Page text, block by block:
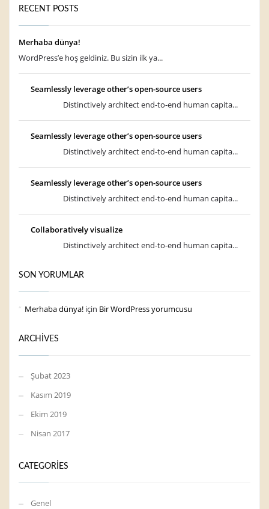
RECENT POSTS
Merhaba dünya!
WordPress’e hoş geldiniz. Bu sizin ilk ya...
Seamlessly leverage other’s open-source users
Distinctively architect end-to-end human capita...
Seamlessly leverage other’s open-source users
Distinctively architect end-to-end human capita...
Seamlessly leverage other’s open-source users
Distinctively architect end-to-end human capita...
Collaboratively visualize
Distinctively architect end-to-end human capita...
SON YORUMLAR
Merhaba dünya! için Bir WordPress yorumcusu
ARCHIVES
Şubat 2023
Kasım 2019
Ekim 2019
Nisan 2017
CATEGORIES
Genel